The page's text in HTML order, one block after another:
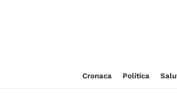
Cronaca Politica